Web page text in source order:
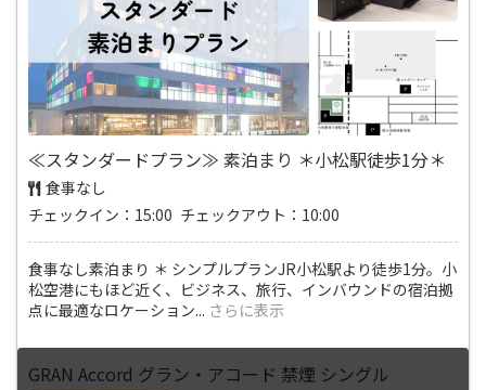
≪スタンダードプラン≫ 素泊まり ＊小松駅徒歩1分＊
食事なし
チェックイン：15:00 チェックアウト：10:00
食事なし素泊まり ＊ シンプルプランJR小松駅より徒歩1分。小
松空港にもほど近く、ビジネス、旅行、インバウンドの宿泊拠
点に最適なロケーション... さらに表示
GRAN Accord グラン・アコード 禁煙 シングル